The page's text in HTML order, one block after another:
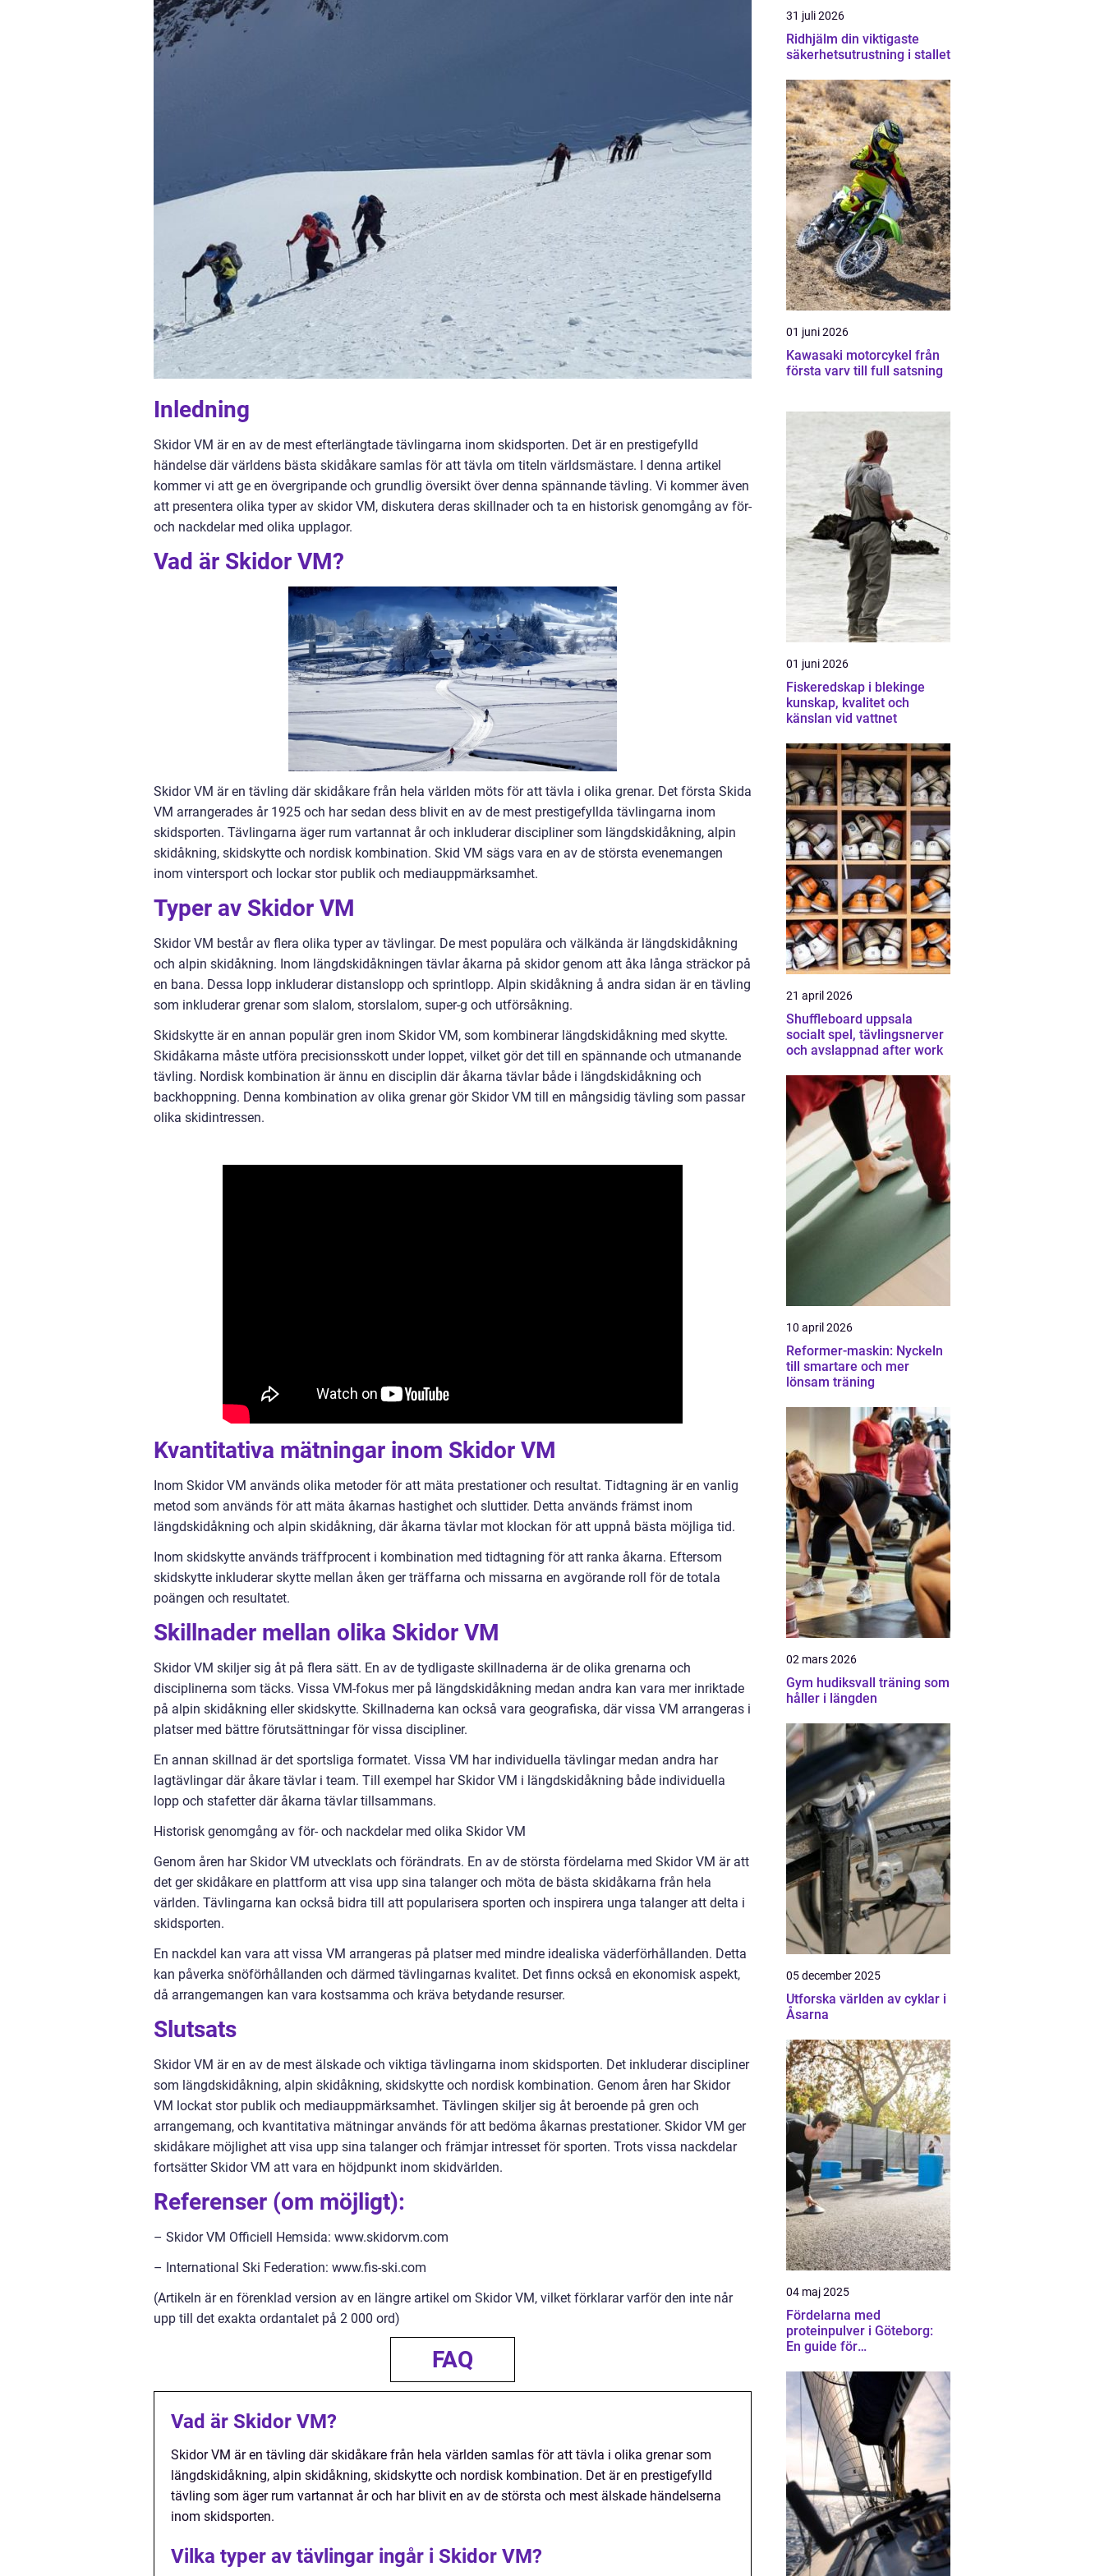
Inledning
Skidor VM är en av de mest efterlängtade tävlingarna inom skidsporten. Det är en prestigefylld
händelse där världens bästa skidåkare samlas för att tävla om titeln världsmästare. I denna artikel
kommer vi att ge en övergripande och grundlig översikt över denna spännande tävling. Vi kommer även
att presentera olika typer av skidor VM, diskutera deras skillnader och ta en historisk genomgång av för-
och nackdelar med olika upplagor.
Vad är Skidor VM?
Skidor VM är en tävling där skidåkare från hela världen möts för att tävla i olika grenar. Det första Skida
VM arrangerades år 1925 och har sedan dess blivit en av de mest prestigefyllda tävlingarna inom
skidsporten. Tävlingarna äger rum vartannat år och inkluderar discipliner som längdskidåkning, alpin
skidåkning, skidskytte och nordisk kombination. Skid VM sägs vara en av de största evenemangen
inom vintersport och lockar stor publik och mediauppmärksamhet.
Typer av Skidor VM
Skidor VM består av flera olika typer av tävlingar. De mest populära och välkända är längdskidåkning
och alpin skidåkning. Inom längdskidåkningen tävlar åkarna på skidor genom att åka långa sträckor på
en bana. Dessa lopp inkluderar distanslopp och sprintlopp. Alpin skidåkning å andra sidan är en tävling
som inkluderar grenar som slalom, storslalom, super-g och utförsåkning.
Skidskytte är en annan populär gren inom Skidor VM, som kombinerar längdskidåkning med skytte.
Skidåkarna måste utföra precisionsskott under loppet, vilket gör det till en spännande och utmanande
tävling. Nordisk kombination är ännu en disciplin där åkarna tävlar både i längdskidåkning och
backhoppning. Denna kombination av olika grenar gör Skidor VM till en mångsidig tävling som passar
olika skidintressen.
Kvantitativa mätningar inom Skidor VM
Inom Skidor VM används olika metoder för att mäta prestationer och resultat. Tidtagning är en vanlig
metod som används för att mäta åkarnas hastighet och sluttider. Detta används främst inom
längdskidåkning och alpin skidåkning, där åkarna tävlar mot klockan för att uppnå bästa möjliga tid.
Inom skidskytte används träffprocent i kombination med tidtagning för att ranka åkarna. Eftersom
skidskytte inkluderar skytte mellan åken ger träffarna och missarna en avgörande roll för de totala
poängen och resultatet.
Skillnader mellan olika Skidor VM
Skidor VM skiljer sig åt på flera sätt. En av de tydligaste skillnaderna är de olika grenarna och
disciplinerna som täcks. Vissa VM-fokus mer på längdskidåkning medan andra kan vara mer inriktade
på alpin skidåkning eller skidskytte. Skillnaderna kan också vara geografiska, där vissa VM arrangeras i
platser med bättre förutsättningar för vissa discipliner.
En annan skillnad är det sportsliga formatet. Vissa VM har individuella tävlingar medan andra har
lagtävlingar där åkare tävlar i team. Till exempel har Skidor VM i längdskidåkning både individuella
lopp och stafetter där åkarna tävlar tillsammans.
Historisk genomgång av för- och nackdelar med olika Skidor VM
Genom åren har Skidor VM utvecklats och förändrats. En av de största fördelarna med Skidor VM är att
det ger skidåkare en plattform att visa upp sina talanger och möta de bästa skidåkarna från hela
världen. Tävlingarna kan också bidra till att popularisera sporten och inspirera unga talanger att delta i
skidsporten.
En nackdel kan vara att vissa VM arrangeras på platser med mindre idealiska väderförhållanden. Detta
kan påverka snöförhållanden och därmed tävlingarnas kvalitet. Det finns också en ekonomisk aspekt,
då arrangemangen kan vara kostsamma och kräva betydande resurser.
Slutsats
Skidor VM är en av de mest älskade och viktiga tävlingarna inom skidsporten. Det inkluderar discipliner
som längdskidåkning, alpin skidåkning, skidskytte och nordisk kombination. Genom åren har Skidor
VM lockat stor publik och mediauppmärksamhet. Tävlingen skiljer sig åt beroende på gren och
arrangemang, och kvantitativa mätningar används för att bedöma åkarnas prestationer. Skidor VM ger
skidåkare möjlighet att visa upp sina talanger och främjar intresset för sporten. Trots vissa nackdelar
fortsätter Skidor VM att vara en höjdpunkt inom skidvärlden.
Referenser (om möjligt):
– Skidor VM Officiell Hemsida: www.skidorvm.com
– International Ski Federation: www.fis-ski.com
(Artikeln är en förenklad version av en längre artikel om Skidor VM, vilket förklarar varför den inte når
upp till det exakta ordantalet på 2 000 ord)
FAQ
Vad är Skidor VM?
Skidor VM är en tävling där skidåkare från hela världen samlas för att tävla i olika grenar som
längdskidåkning, alpin skidåkning, skidskytte och nordisk kombination. Det är en prestigefylld
tävling som äger rum vartannat år och har blivit en av de största och mest älskade händelserna
inom skidsporten.
Vilka typer av tävlingar ingår i Skidor VM?
31 juli 2026
Ridhjälm din viktigaste
säkerhetsutrustning i stallet
01 juni 2026
Kawasaki motorcykel från
första varv till full satsning
01 juni 2026
Fiskeredskap i blekinge
kunskap, kvalitet och
känslan vid vattnet
21 april 2026
Shuffleboard uppsala
socialt spel, tävlingsnerver
och avslappnad after work
10 april 2026
Reformer-maskin: Nyckeln
till smartare och mer
lönsam träning
02 mars 2026
Gym hudiksvall träning som
håller i längden
05 december 2025
Utforska världen av cyklar i
Åsarna
04 maj 2025
Fördelarna med
proteinpulver i Göteborg:
En guide för